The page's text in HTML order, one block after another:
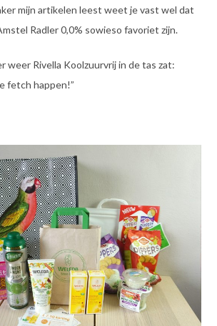
mijn artikelen leest weet je vast wel dat
Radler 0,0% sowieso favoriet zijn.
weer Rivella Koolzuurvrij in de tas zat:
fetch happen!”